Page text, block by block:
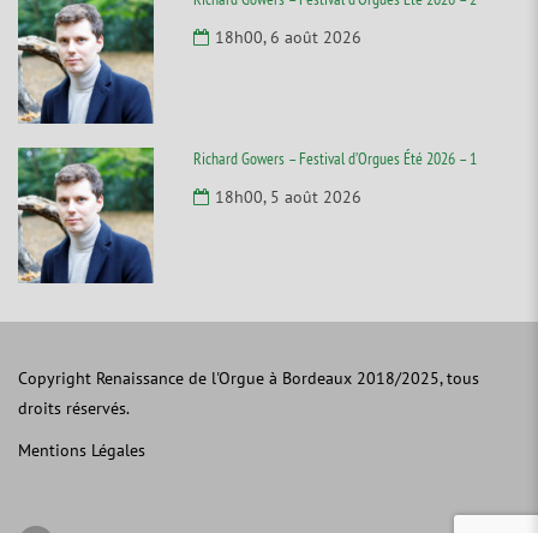
18h00, 6 août 2026
Richard Gowers – Festival d’Orgues Été 2026 – 1
18h00, 5 août 2026
Copyright Renaissance de l'Orgue à Bordeaux 2018/2025, tous
droits réservés.
Mentions Légales